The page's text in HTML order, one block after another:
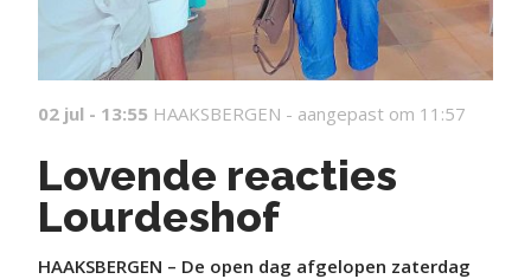
02 jul - 13:55 HAAKSBERGEN - aangepast om 11:57
Lovende reacties
Lourdeshof
HAAKSBERGEN – De open dag afgelopen zaterdag